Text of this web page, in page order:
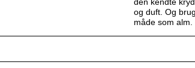
den kendte
og duft. Og
måde som alm.